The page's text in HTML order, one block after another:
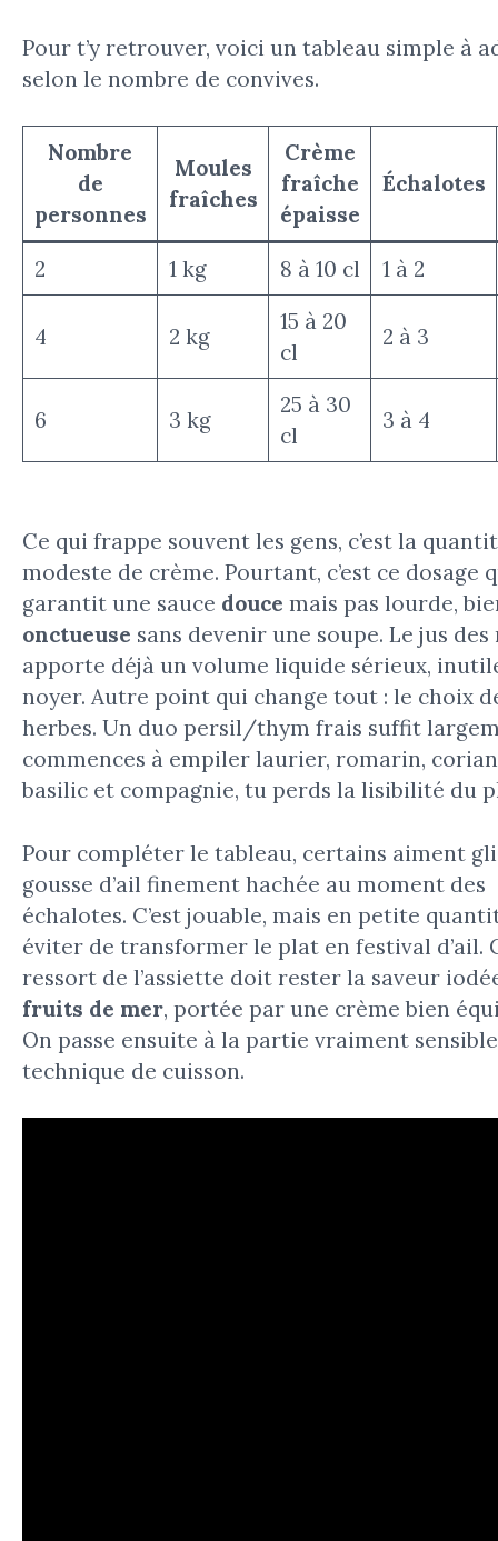
Pour t’y retrouver, voici un tableau simple à
selon le nombre de convives.
Nombre
de
personnes
Moules
fraîches
Crème
fraîche
épaisse
Échalotes
2 1 kg 8 à 10 cl 1 à 2
4 2 kg
15 à 20
cl
2 à 3
6 3 kg
25 à 30
cl
3 à 4
Ce qui frappe souvent les gens, c’est la
modeste de crème. Pourtant, c’est ce dosage
garantit une sauce douce mais pas lourde,
onctueuse sans devenir une soupe. Le jus des
apporte déjà un volume liquide sérieux,
noyer. Autre point qui change tout : le choix
herbes. Un duo persil/thym frais suffit
commences à empiler laurier, romarin,
basilic et compagnie, tu perds la lisibilité du
Pour compléter le tableau, certains aiment
gousse d’ail finement hachée au moment des
échalotes. C’est jouable, mais en petite
éviter de transformer le plat en festival d’ail.
ressort de l’assiette doit rester la saveur
fruits de mer, portée par une crème bien
On passe ensuite à la partie vraiment
technique de cuisson.